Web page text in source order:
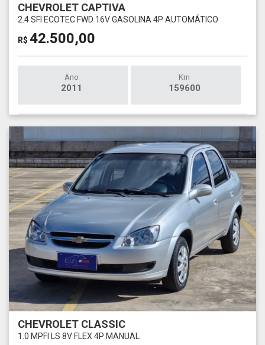
CHEVROLET CAPTIVA
2.4 SFI ECOTEC FWD 16V GASOLINA 4P AUTOMÁTICO
R$ 42.500,00
Ano
2011
Km
159600
CHEVROLET CLASSIC
1.0 MPFI LS 8V FLEX 4P MANUAL